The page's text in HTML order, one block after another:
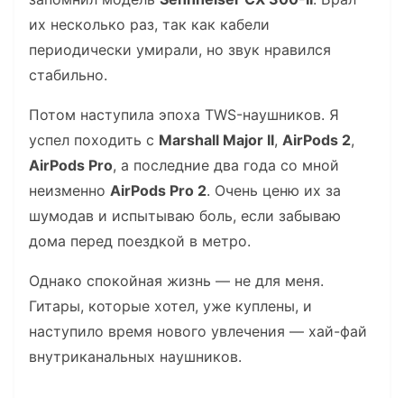
их несколько раз, так как кабели
периодически умирали, но звук нравился
стабильно.
Потом наступила эпоха TWS-наушников. Я
успел походить с Marshall Major II, AirPods 2,
AirPods Pro, а последние два года со мной
неизменно AirPods Pro 2. Очень ценю их за
шумодав и испытываю боль, если забываю
дома перед поездкой в метро.
Однако спокойная жизнь — не для меня.
Гитары, которые хотел, уже куплены, и
наступило время нового увлечения — хай-фай
внутриканальных наушников.